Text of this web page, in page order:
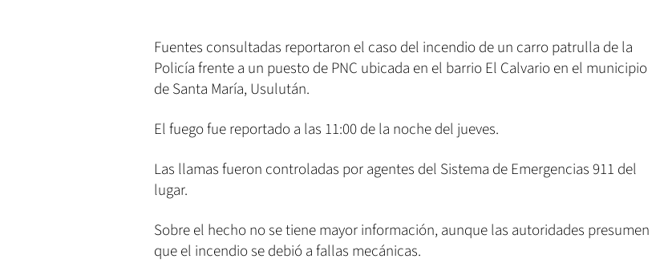
Fuentes consultadas reportaron el caso del incendio de un carro patrulla de la
Policía frente a un puesto de PNC ubicada en el barrio El Calvario en el municipio
de Santa María, Usulután.
El fuego fue reportado a las 11:00 de la noche del jueves.
Las llamas fueron controladas por agentes del Sistema de Emergencias 911 del
lugar.
Sobre el hecho no se tiene mayor información, aunque las autoridades presumen
que el incendio se debió a fallas mecánicas.